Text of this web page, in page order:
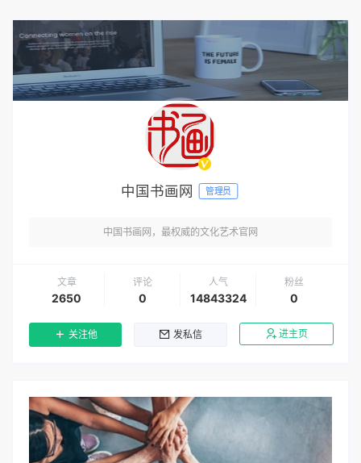
中国书画网 管理员
中国书画网，最权威的文化艺术官网
文章
2650
评论
0
人气
14843324
粉丝
0
关注他 发私信 进主页